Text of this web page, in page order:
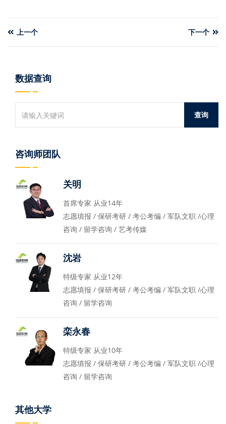
上一个 下一个
数据查询
咨询师团队
关明
首席专家 从业14年
志愿填报 / 保研考研 / 考公考编 / 军队文职 /心理
咨询 / 留学咨询 / 艺考传媒
沈岩
特级专家 从业12年
志愿填报 / 保研考研 / 考公考编 / 军队文职 /心理
咨询 / 留学咨询
栾永春
特级专家 从业10年
志愿填报 / 保研考研 / 考公考编 / 军队文职 /心理
咨询 / 留学咨询
其他大学